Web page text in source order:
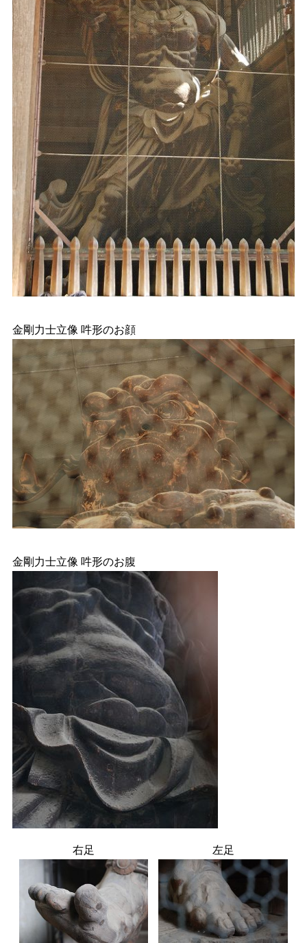
金剛力士立像 吽形のお顔
金剛力士立像 吽形のお腹
右足 左足